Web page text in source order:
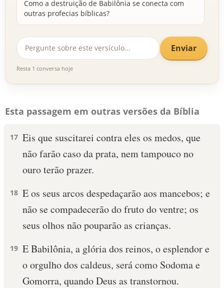
Como a destruição de Babilônia se conecta com
outras profecias bíblicas?
Enviar
Resta 1 conversa hoje
Esta passagem em outras versões da Bíblia
17 Eis que suscitarei contra eles os medos, que
não farão caso da prata, nem tampouco no
ouro terão prazer.
18 E os seus arcos despedaçarão aos mancebos; e
não se compadecerão do fruto do ventre; os
seus olhos não pouparão as crianças.
19 E Babilônia, a glória dos reinos, o esplendor e
o orgulho dos caldeus, será como Sodoma e
Gomorra, quando Deus as transtornou.